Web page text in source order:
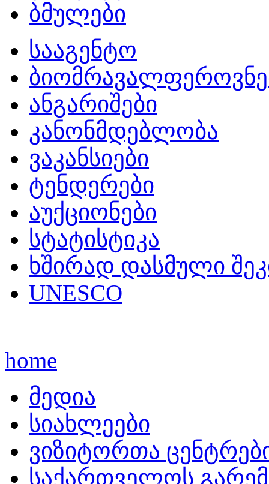
ბმულები
სააგენტო
ანგარიშები
კანონმდებლობა
ვაკანსიები
ტენდერები
აუქციონები
სტატისტიკა
ხშირად დასმული
UNESCO
home
მედია
სიახლეები
ვიზიტორთა
საქართველოს